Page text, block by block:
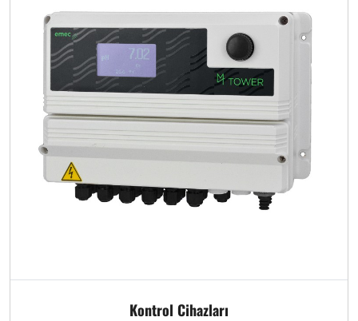
Kontrol Cihazları